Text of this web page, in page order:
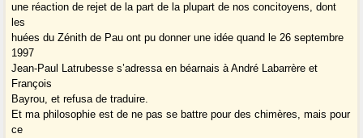
une réaction de rejet de la part de la plupart de nos concitoyens, dont
les
huées du Zénith de Pau ont pu donner une idée quand le 26 septembre
1997
Jean-Paul Latrubesse s’adressa en béarnais à André Labarrère et
François
Bayrou, et refusa de traduire.
Et ma philosophie est de ne pas se battre pour des chimères, mais pour
ce